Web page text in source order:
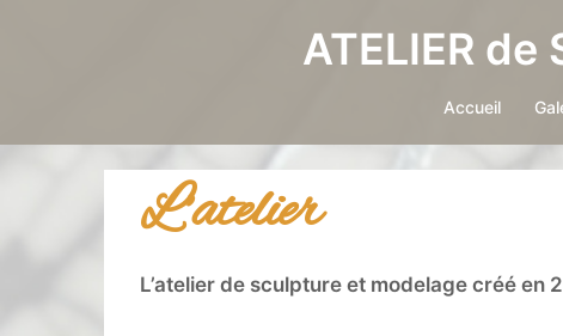
ATELIER de
Accueil
L’atelier
L’atelier de sculpture et modelage créé en